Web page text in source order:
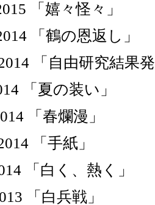
「嬉々怪々」
「鶴の恩返し」
「自由研究結果
「夏の装い」
「春爛漫」
「手紙」
「白く、熱く」
「白兵戦」